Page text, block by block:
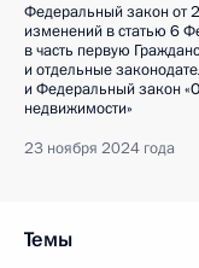
Федеральный закон
изменений в статью 6
в часть первую
и отдельные
и Федеральный закон
недвижимости»
23 ноября 2024 года
Темы